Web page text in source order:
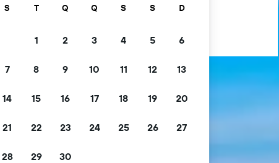
S T Q Q S S D
1 2 3 4 5 6
7 8 9 10 11 12 13
14 15 16 17 18 19 20
21 22 23 24 25 26 27
28 29 30